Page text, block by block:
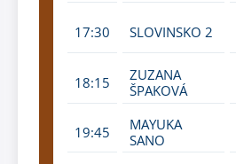
17:30 SLOVINSKO 2
18:15
ZUZANA
ŠPAKOVÁ
19:45
MAYUKA
SANO